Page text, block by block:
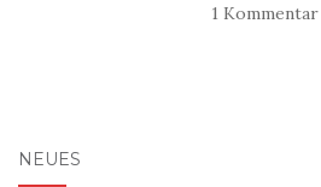
1 Kommentar
NEUES